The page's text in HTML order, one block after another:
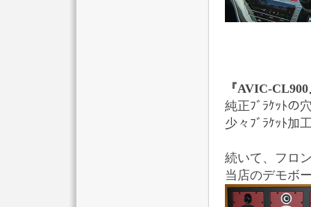
『AVIC-
純正ﾌﾞﾗｹｯﾄの
少々ﾌﾞﾗｹｯﾄ加
続いて、フロ
当店のデモボ